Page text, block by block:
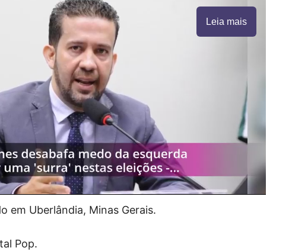
Leia mais
em Uberlândia, Minas Gerais.
Pop.